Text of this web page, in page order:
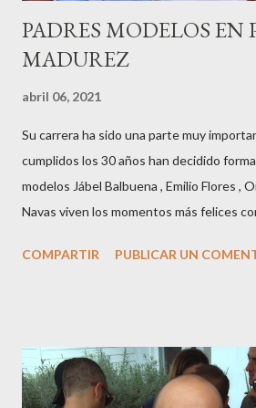
PADRES MODELOS EN
MADUREZ
abril 06, 2021
Su carrera ha sido una parte muy
cumplidos los 30 años han decidido
modelos Jábel Balbuena , Emilio Flores ,
Navas viven los momentos más felices
M ateo nació en Barcelona hace poco
haciéndole padre de un precioso niño.
campeona, durante los primeros 3
COMPARTIR PUBLICAR UN